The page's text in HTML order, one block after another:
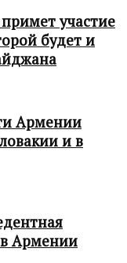
участие
будет и
Армении
и в
Армении